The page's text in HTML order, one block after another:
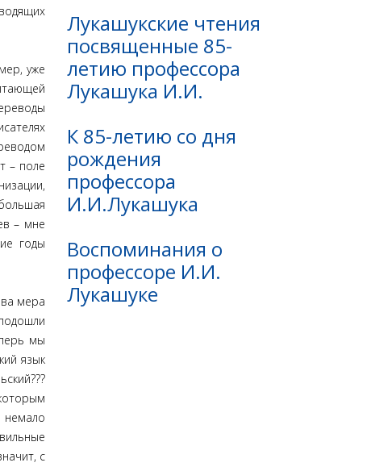
уже
– поле
– мне
годы
мера
мы
язык
немало
с
Лукашукские чтения
посвященные 85-
летию профессора
Лукашука И.И.
К 85-летию со дня
рождения
профессора
И.И.Лукашука
Воспоминания о
профессоре И.И.
Лукашуке